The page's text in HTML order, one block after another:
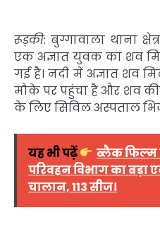
रूड़की: बुग्गावाला थाना
एक अज्ञात युवक का शव
गई है। नदी में अज्ञात शव
मौके पर पहुंचा है और शव
के लिए सिविल अस्पताल
यह भी पढ़ें
ब्लैक फिल्म
परिवहन विभाग का बड़ा
चालान, 113 सीज।